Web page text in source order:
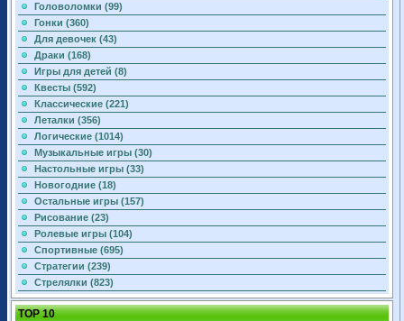
Головоломки (99)
Гонки (360)
Для девочек (43)
Драки (168)
Игры для детей (8)
Квесты (592)
Классические (221)
Леталки (356)
Логические (1014)
Музыкальные игры (30)
Настольные игры (33)
Новогодние (18)
Остальные игры (157)
Рисование (23)
Ролевые игры (104)
Спортивные (695)
Стратегии (239)
Стрелялки (823)
TOP 10